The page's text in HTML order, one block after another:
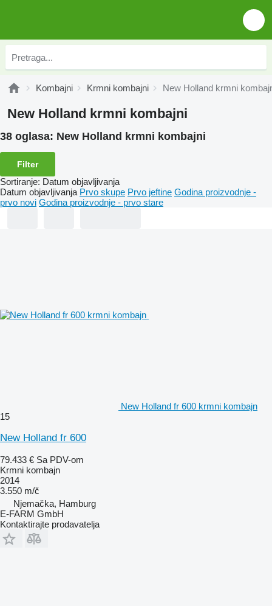
Kombajni Krmni kombajni New Holland krmni
New Holland krmni kombajni
38 oglasa: New Holland krmni kombajni
Filter
Sortiranje: Datum objavljivanja
Datum objavljivanja Prvo skupe Prvo jeftine Godina proizvodnje -
prvo novi Godina proizvodnje - prvo stare
New Holland fr 600 krmni kombajn
15
New Holland fr 600
79.433 € Sa PDV-om
Krmni kombajn
2014
3.550 m/č
Njemačka, Hamburg
E-FARM GmbH
Kontaktirajte prodavatelja